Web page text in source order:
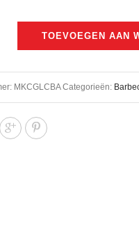
TOEVOEGEN AAN
MKCGLCBA Categorieën: